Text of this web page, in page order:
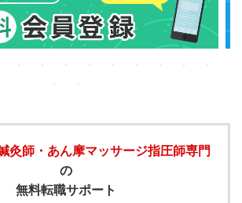
灸師・あん摩マッサージ指圧師専門
の
無料転職サポート